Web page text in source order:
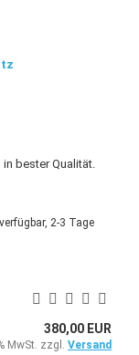
bester Qualität.
2-3 Tage
380,00 EUR
MwSt. zzgl. Versand